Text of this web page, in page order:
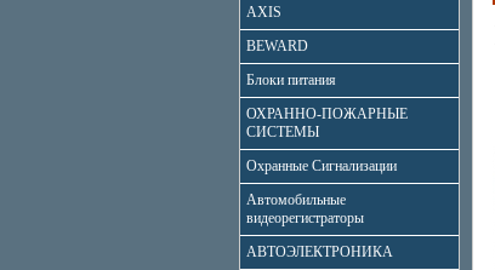
AXIS
BEWARD
Блоки питания
ОХРАННО-ПОЖАРНЫЕ
СИСТЕМЫ
Охранные Сигнализации
Автомобильные
видеорегистраторы
АВТОЭЛЕКТРОНИКА